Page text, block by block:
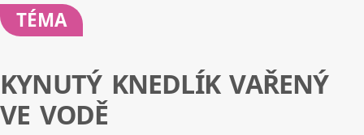
TÉMA
KYNUTÝ KNEDLÍK VAŘENÝ
VE VODĚ